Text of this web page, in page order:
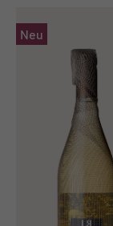
Neu